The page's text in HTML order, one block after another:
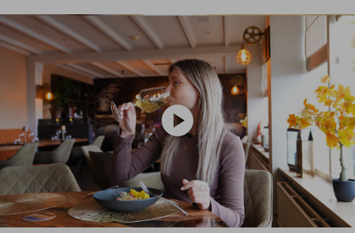
play_circle